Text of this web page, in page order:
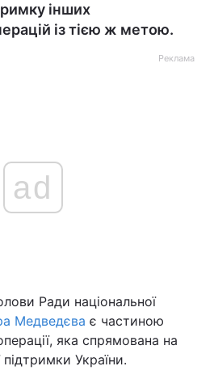
інших
із тією ж метою.
Реклама
ad
Ради національної
Медведєва є частиною
яка спрямована на
підтримки України.